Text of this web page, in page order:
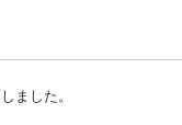
ました。